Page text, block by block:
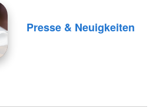
Presse & Neuigkeiten